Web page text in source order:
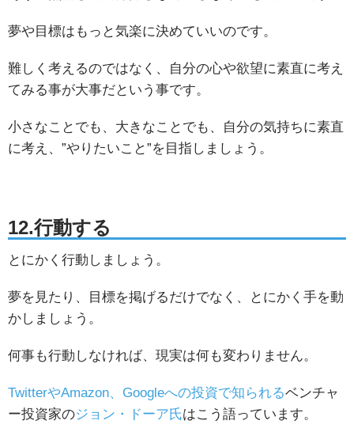
夢や目標はもっと気楽に決めていいのです。
難しく考えるのではなく、自分の心や欲望に素直に考え
てみる事が大事だという事です。
小さなことでも、大きなことでも、自分の気持ちに素直
に考え、”やりたいこと”を目指しましょう。
12.行動する
とにかく行動しましょう。
夢を見たり、目標を掲げるだけでなく、とにかく手を動
かしましょう。
何事も行動しなければ、現実は何も変わりません。
TwitterやAmazon、Googleへの投資で知られるベンチャ
ー投資家のジョン・ドーア氏はこう語っています。